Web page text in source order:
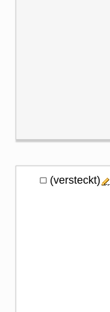
(versteckt)